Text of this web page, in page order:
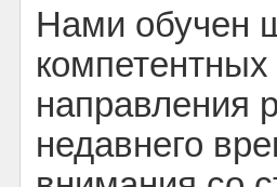
Нами обучен
направления
недавнего